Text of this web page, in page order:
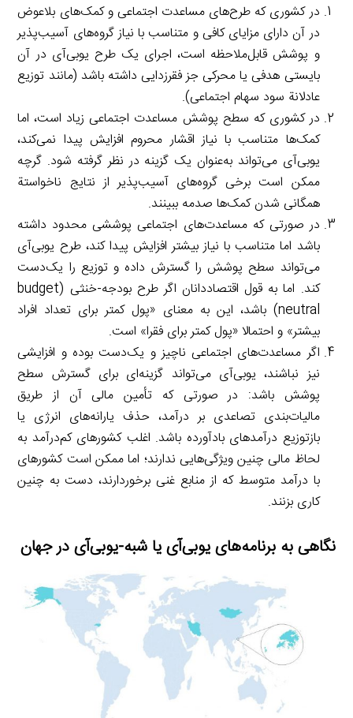
در کشوری که طرح‌های مساعدت اجتماعی و کمک‌های بلاعوض
در آن دارای مزایای کافی و متناسب با نیاز گروه‌های آسیب‌پذیر
و پوشش قابل‌ملاحظه است، اجرای یک طرح یوبی‌آی در آن
بایستی هدفی یا محرکی جز فقرزدایی داشته باشد (مانند توزیع
عادلانة سود سهام اجتماعی).
در کشوری که سطح پوشش مساعدت اجتماعی زیاد است، اما
کمک‌ها متناسب با نیاز اقشار محروم افزایش پیدا نمی‌کند،
یوبی‌آی می‌تواند به‌عنوان یک گزینه در نظر گرفته شود. گرچه
ممکن است برخی گروه‌های آسیب‌پذیر از نتایج ناخواستة
همگانی شدن کمک‌ها صدمه ببینند.
در صورتی که مساعدت‌های اجتماعی پوششی محدود داشته
باشد اما متناسب با نیاز بیشتر افزایش پیدا کند، طرح یوبی‌آی
می‌تواند سطح پوشش را گسترش داده و توزیع را یک‌دست
کند. اما به قول اقتصاددانان اگر طرح بودجه-خنثی (budget
neutral) باشد، این به معنای «پول کمتر برای تعداد افراد
بیشتر» و احتمالا «پول کمتر برای فقرا» است.
اگر مساعدت‌های اجتماعی ناچیز و یک‌دست بوده و افزایشی
نیز نباشند، یوبی‌آی می‌تواند گزینه‌ای برای گسترش سطح
پوشش باشد: در صورتی که تأمین مالی آن از طریق
مالیات‌بندی تصاعدی بر درآمد، حذف یارانه‌های انرژی یا
بازتوزیع درآمدهای بادآورده باشد. اغلب کشورهای کم‌درآمد به
لحاظ مالی چنین ویژگی‌هایی ندارند؛ اما ممکن است کشورهای
با درآمد متوسط که از منابع غنی برخوردارند، دست به چنین
کاری بزنند.
نگاهی به برنامه‌های یوبی‌آی یا شبه-یوبی‌آی در جهان